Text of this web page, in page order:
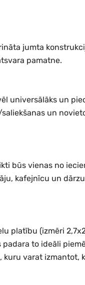
jumta
pamatne.
universālāks un
un
būs vienas no
kafejnīcu un
platību (izmēri
to ideāli
varat